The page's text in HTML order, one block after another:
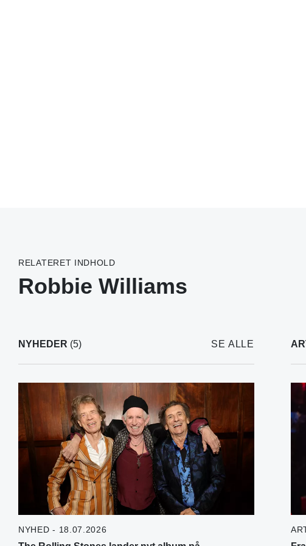
RELATERET INDHOLD
Robbie Williams
NYHEDER (5) SE ALLE
NYHED - 18.07.2026